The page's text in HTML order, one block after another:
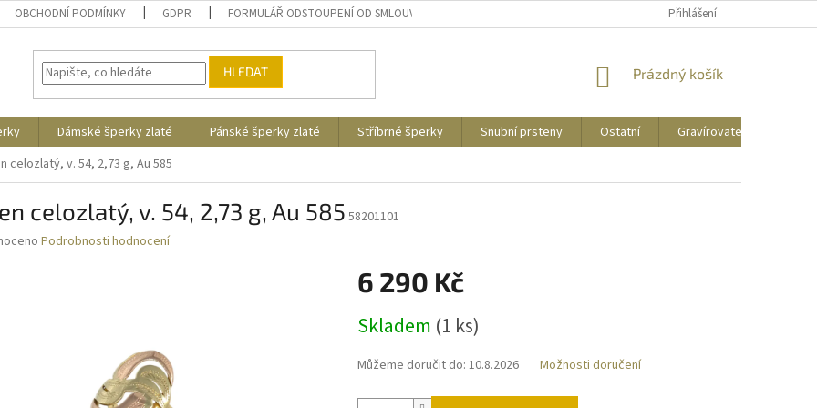
OBCHODNÍ PODMÍNKY GDPR FORMULÁŘ ODSTOUPENÍ OD SMLOUVY CENY DOPRAVYPřihlášení
HLEDAT
NÁKUPNÍ
Prázdný košík
Dámské šperky zlaté Pánské šperky zlaté Stříbrné šperky Snubní prsteny Ostatní Gravírovatelné
celozlatý, v. 54, 2,73 g, Au 585
celozlatý, v. 54, 2,73 g, Au 585 58201101
Podrobnosti hodnocení
6 290 Kč
cena:
Skladem (1 ks)
Můžeme doručit do: 10.8.2026 Možnosti doručení